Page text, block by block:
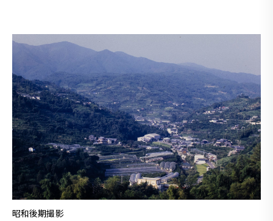
昭和後期撮影